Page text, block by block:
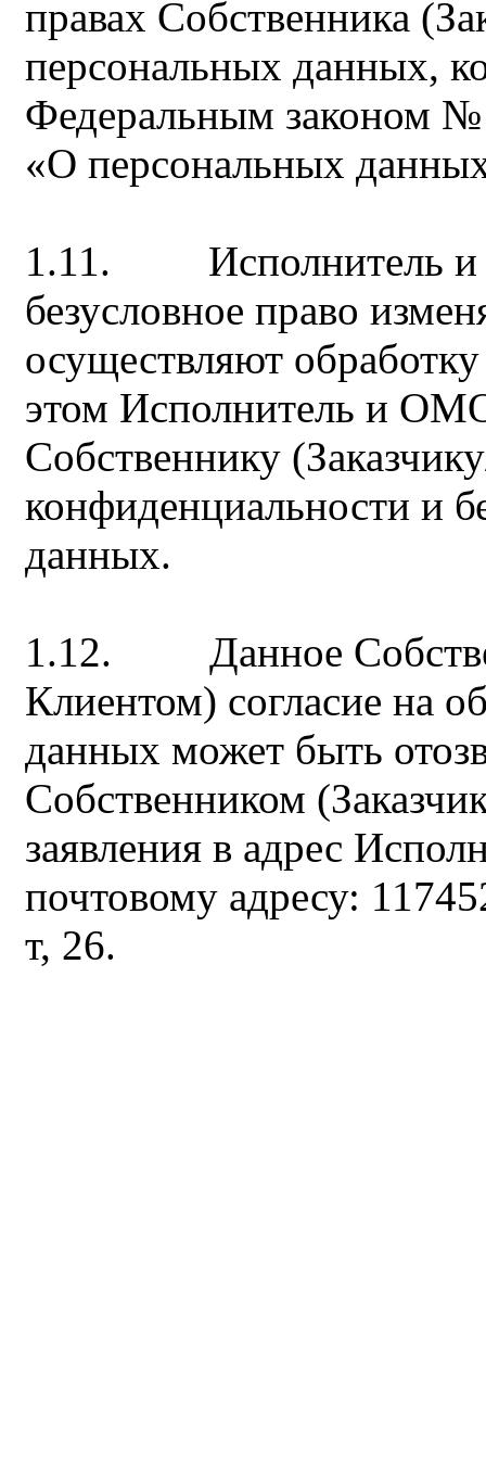
правах Собственника
персональных данных,
Федеральным законом
«О персональных
1.11. Исполнитель и
безусловное право
осуществляют
этом Исполнитель и
Собственнику
конфиденциальности и
данных.
1.12. Данное
Клиентом) согласие на
данных может быть
Собственником
заявления в адрес
почтовому адресу:
т, 26.